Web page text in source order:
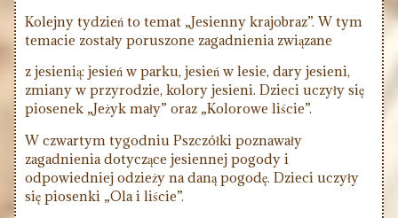
Kolejny tydzień to temat „Jesienny krajobraz”. W tym
temacie zostały poruszone zagadnienia związane
z jesienią: jesień w parku, jesień w lesie, dary jesieni,
zmiany w przyrodzie, kolory jesieni. Dzieci uczyły się
piosenek „Jeżyk mały” oraz „Kolorowe liście”.
W czwartym tygodniu Pszczółki poznawały
zagadnienia dotyczące jesiennej pogody i
odpowiedniej odzieży na daną pogodę. Dzieci uczyły
się piosenki „Ola i liście”.